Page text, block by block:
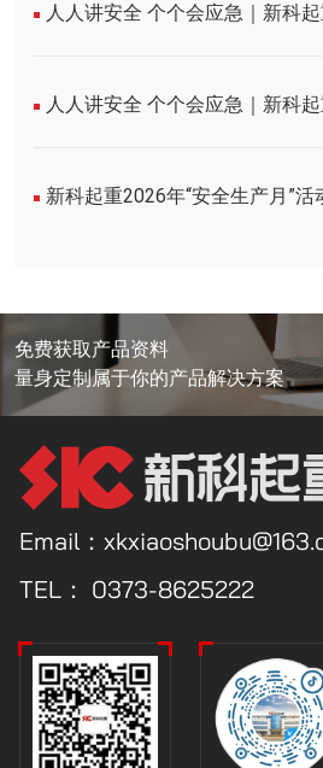
人人讲安全 个个会应急｜新科起重2026年
人人讲安全 个个会应急｜新科起重2026年安
新科起重2026年“安全生产月”活
免费获取产品资料
量身定制属于你的产品解决方案
Email：
TEL： 0373-8625222